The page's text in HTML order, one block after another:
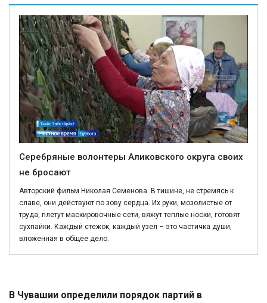
Серебряные волонтеры Аликовского округа своих
не бросают
Авторский фильм Николая Семенова. В тишине, не стремясь к
славе, они действуют по зову сердца. Их руки, мозолистые от
труда, плетут маскировочные сети, вяжут теплые носки, готовят
сухпайки. Каждый стежок, каждый узел – это частичка души,
вложенная в общее дело.
В Чувашии определили порядок партий в